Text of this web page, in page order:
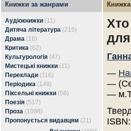
Книжки за жанрами
Аудіокнижки (11)
Дитяча література (215)
Драма (18)
Критика (62)
Культурологія (47)
Мистецькі книжки (11)
Переклади (116)
Періодика (149)
Піксельні книжки (56)
Поезія (517)
Проза (1098)
Пропонується видавцям (21)
Книжка
для
—
—
—